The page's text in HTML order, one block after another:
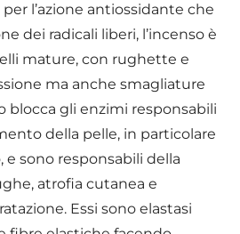
l’azione antiossidante che
dei radicali liberi, l’incenso è
mature, con rughette e
ma anche smagliature
blocca gli enzimi responsabili
della pelle, in particolare
sono responsabili della
atrofia cutanea e
Essi sono elastasi